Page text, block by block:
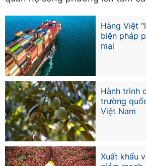
Hàng Việt
biện pháp
mại
Hành trình
trường
Việt Nam
Xuất khẩu